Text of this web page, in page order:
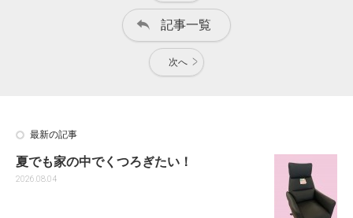
記事一覧
次へ
最新の記事
夏でも家の中でくつろぎたい！
2026.08.04